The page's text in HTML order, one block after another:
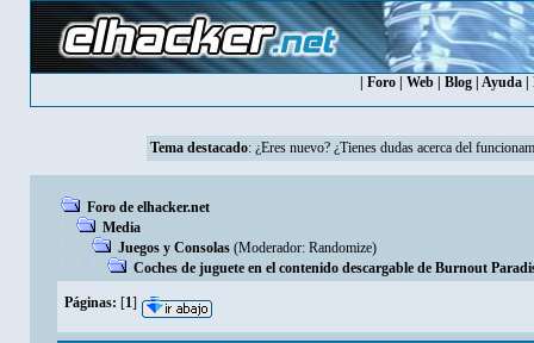
Foro| Web| Blog| Ayuda|
Tema destacado: ¿Eres nuevo? ¿Tienes dudas acerca del
Foro de elhacker.net
Media
Juegos y Consolas (Moderador: Randomize)
Coches de juguete en el contenido descargable de Burnout
Páginas: [1]